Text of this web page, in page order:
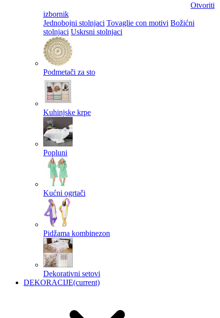
Otvoriti
izbornik
Jednobojni stolnjaci Tovaglie con motivi Božićni
stolnjaci Uskrsni stolnjaci
Podmetači za sto
Kuhinjske krpe
Popluni
Kućni ogrtači
Pidžama kombinezon
Dekorativni setovi
DEKORACIJE(current)